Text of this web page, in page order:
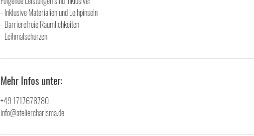
- Inklusive Materialien und Leihpinseln
- Barrierefreie Räumlichkeiten
- Leihmalschürzen
Mehr Infos unter:
+49 1717678780
info@ateliercharisma.de